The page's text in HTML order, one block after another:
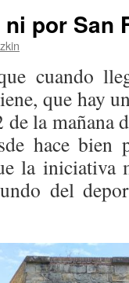
por San
cuando
que hay
de la mañana
hace bien
la
del